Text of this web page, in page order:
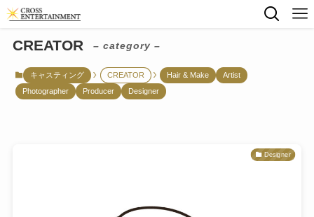
CREATOR – category –
キャスティング CREATOR Hair & Make
Artist
Photographer
Producer Designer
Designer